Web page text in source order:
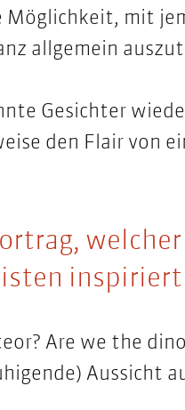
Möglichkeit, mit
allgemein
Gesichter
den Flair von
Are we the
Aussicht